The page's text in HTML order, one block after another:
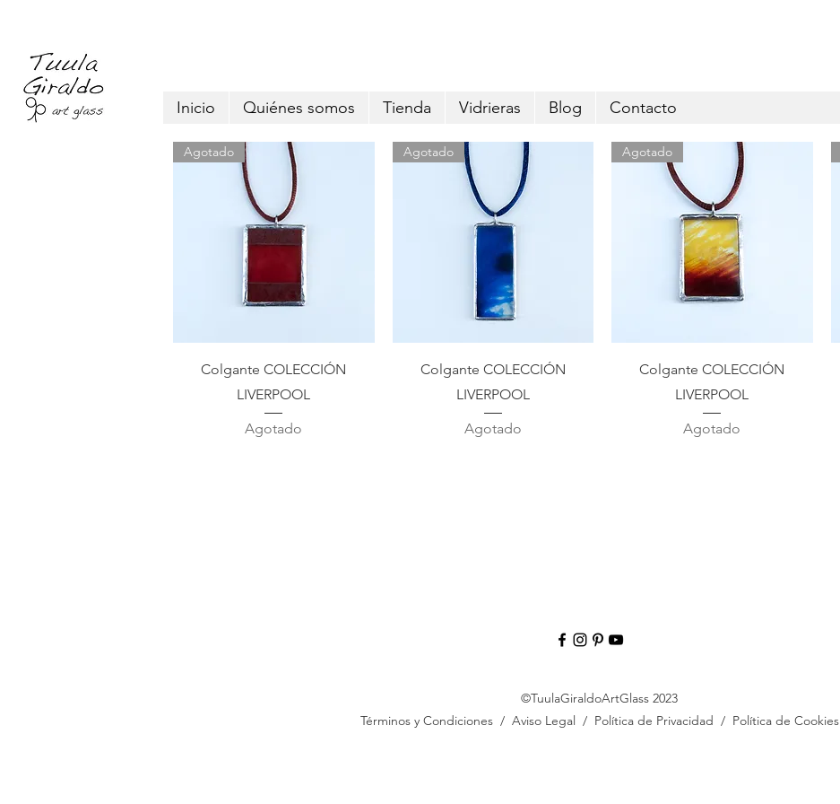
Inicio Quiénes somos Tienda Vidrieras Blog Contacto
Vista rápida
Agotado
Colgante COLECCIÓN
LIVERPOOL
Agotado
Vista rápida
Agotado
Colgante COLECCIÓN
LIVERPOOL
Agotado
Vista rápida
Agotado
Colgante COLECCIÓN
LIVERPOOL
Agotado
©TuulaGiraldoArtGlass 2023
Términos y Condiciones/ Aviso Legal / Política de Privacidad / Política de Cookies